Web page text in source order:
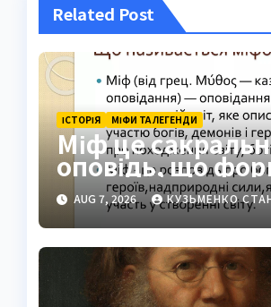
Related Post
ІСТОРІЯ МІФИ ТА ЛЕГЕНДИ
Міф це
оповідь, що
світогляд
AUG 7, 2026 КУЗЬМЕНКО